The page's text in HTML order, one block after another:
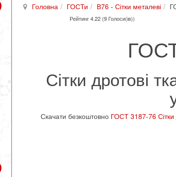
Головна ГОСТи В76 - Сітки металеві
Рейтинг 4.22 (9 Голоси(ів))
Сітки дротові
Скачати безкоштовно ГОСТ 3187-76 Сітки